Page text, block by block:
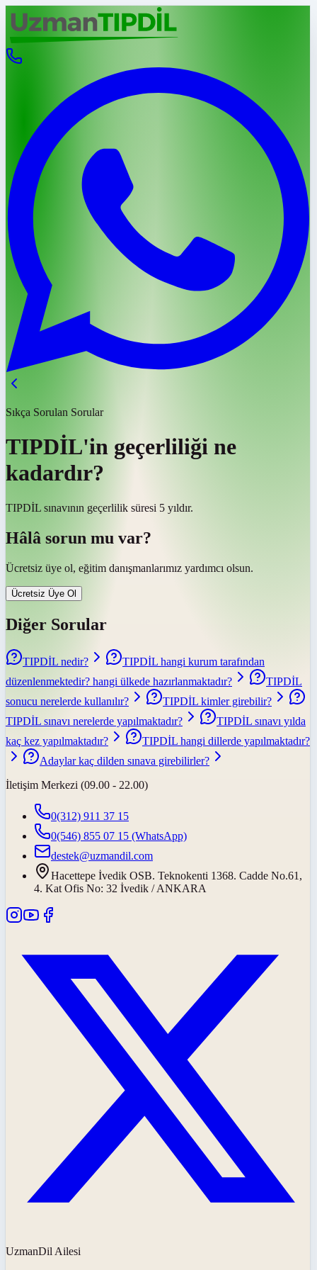
Sıkça Sorulan Sorular
TIPDİL'in geçerliliği ne
kadardır?
TIPDİL sınavının geçerlilik süresi 5 yıldır.
Hâlâ sorun mu var?
Ücretsiz üye ol, eğitim danışmanlarımız yardımcı olsun.
Ücretsiz Üye Ol
Diğer Sorular
TIPDİL nedir?
TIPDİL hangi kurum tarafından
düzenlenmektedir? hangi ülkede hazırlanmaktadır?
TIPDİL
sonucu nerelerde kullanılır?
TIPDİL kimler girebilir?
TIPDİL sınavı nerelerde yapılmaktadır?
TIPDİL sınavı yılda
kaç kez yapılmaktadır?
TIPDİL hangi dillerde yapılmaktadır?
Adaylar kaç dilden sınava girebilirler?
İletişim Merkezi (09.00 - 22.00)
0(312) 911 37 15
0(546) 855 07 15 (WhatsApp)
destek@uzmandil.com
Hacettepe İvedik OSB. Teknokenti 1368. Cadde No.61,
4. Kat Ofis No: 32 İvedik / ANKARA
UzmanDil Ailesi